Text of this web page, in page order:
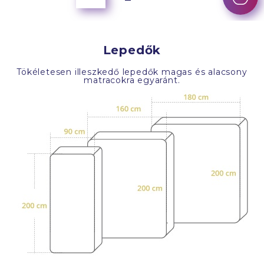
Lepedők
Tökéletesen illeszkedő lepedők magas és alacsony
matracokra egyaránt.